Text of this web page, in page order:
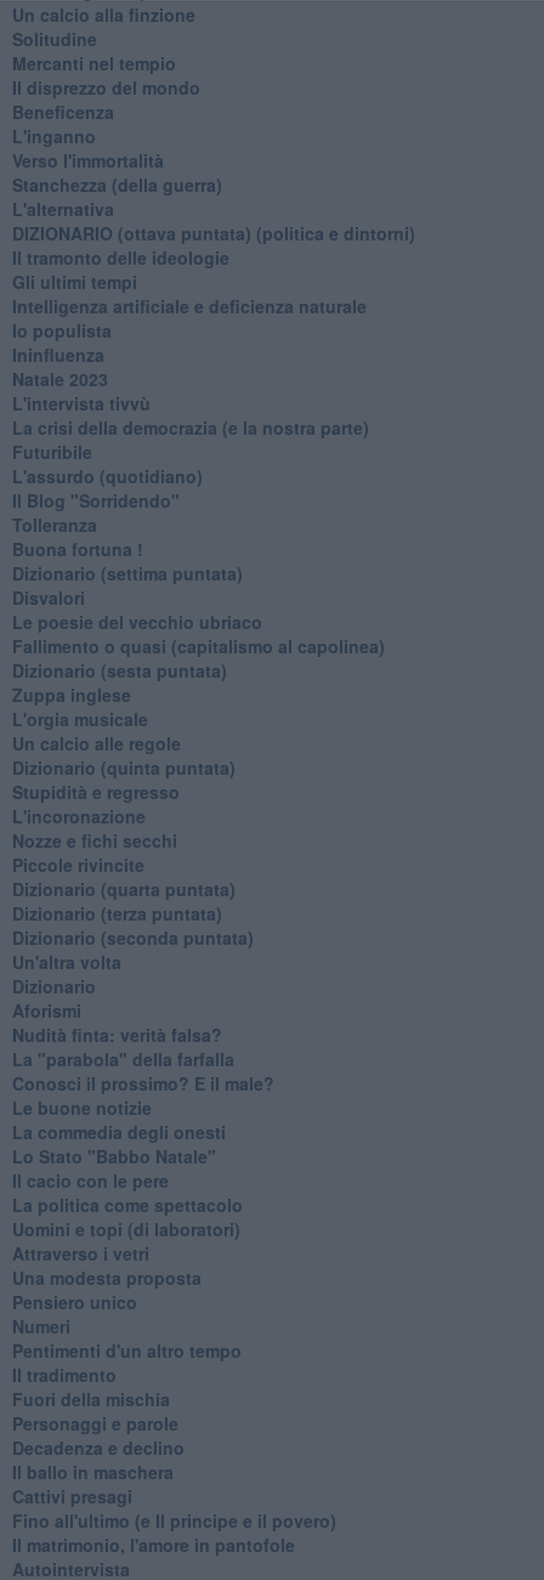
Un calcio alla finzione
Solitudine
Mercanti nel tempio
Il disprezzo del mondo
Beneficenza
L'inganno
Verso l'immortalità
Stanchezza (della guerra)
L'alternativa
​DIZIONARIO (ottava puntata) (politica e dintorni)
Il tramonto delle ideologie
Gli ultimi tempi
Intelligenza artificiale e deficienza naturale
Io populista
Ininfluenza
Natale 2023
L'intervista tivvù
La crisi della democrazia (e la nostra parte)
Futuribile
L'assurdo (quotidiano)
Il Blog "Sorridendo"
Tolleranza
Buona fortuna !
​Dizionario (settima puntata)
Disvalori
Le poesie del vecchio ubriaco
Fallimento o quasi (capitalismo al capolinea)
Dizionario (sesta puntata)
Zuppa inglese
L'orgia musicale
Un calcio alle regole
Dizionario (quinta puntata)
Stupidità e regresso
L'incoronazione
Nozze e fichi secchi
Piccole rivincite
​Dizionario (quarta puntata)
​Dizionario (terza puntata)
​Dizionario (seconda puntata)
Un'altra volta
Dizionario
Aforismi
Nudità finta: verità falsa?
La "parabola" della farfalla
Conosci il prossimo? E il male?
Le buone notizie
La commedia degli onesti
Lo Stato "Babbo Natale"
Il cacio con le pere
La politica come spettacolo
Uomini e topi (di laboratori)
Attraverso i vetri
Una modesta proposta
Pensiero unico
Numeri
Pentimenti d'un altro tempo
Il tradimento
Fuori della mischia
Personaggi e parole
Decadenza e declino
Il ballo in maschera
Cattivi presagi
Fino all'ultimo (e Il principe e il povero)
Il matrimonio, l'amore in pantofole
Autointervista